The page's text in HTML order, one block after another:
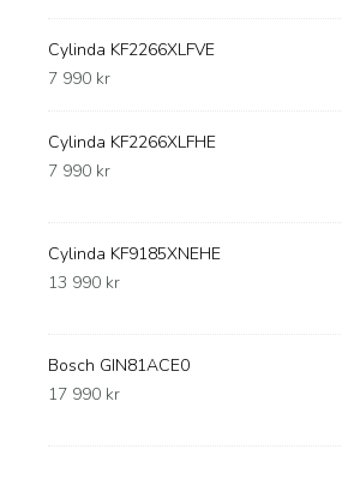
Cylinda KF2266XLFVE
7 990 kr
Cylinda KF2266XLFHE
7 990 kr
Cylinda KF9185XNEHE
13 990 kr
Bosch GIN81ACE0
17 990 kr